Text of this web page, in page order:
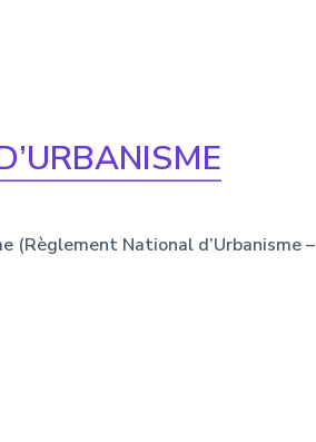
(Règlement National d’Urbanisme –